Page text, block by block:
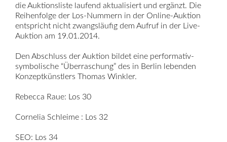
die Auktionsliste laufend aktualisiert und ergänzt. Die
Reihenfolge der Los-Nummern in der Online-Auktion
entspricht nicht zwangsläufig dem Aufruf in der Live-
Auktion am 19.01.2014.
Den Abschluss der Auktion bildet eine performativ-
symbolische “Überraschung” des in Berlin lebenden
Konzeptkünstlers Thomas Winkler.
Rebecca Raue: Los 30
Cornelia Schleime : Los 32
SEO: Los 34